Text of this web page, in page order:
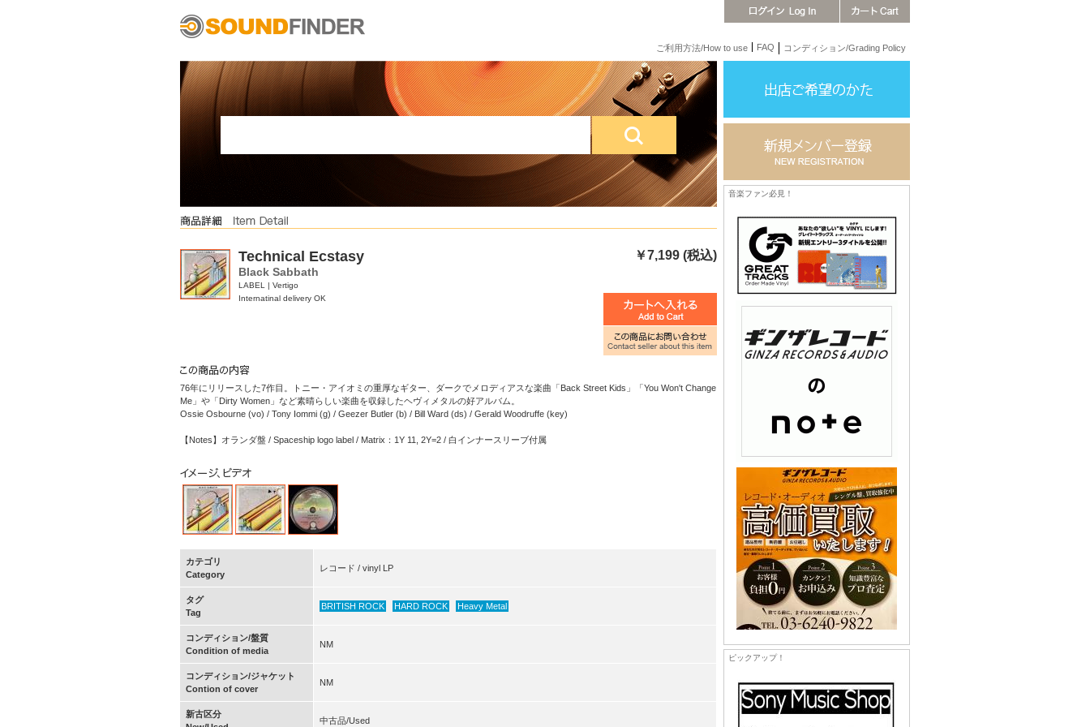
ご利用方法/How to use FAQ コンディション/Grading Policy
Technical Ecstasy ￥7,199 (税込)
Black Sabbath
LABEL | Vertigo
Internatinal delivery OK
76年にリリースした7作目。トニー・アイオミの重厚なギター、ダークでメロディアスな楽曲「Back Street Kids」「You Won't Change
Me」や「Dirty Women」など素晴らしい楽曲を収録したヘヴィメタルの好アルバム。
Ossie Osbourne (vo) / Tony Iommi (g) / Geezer Butler (b) / Bill Ward (ds) / Gerald Woodruffe (key)
【Notes】オランダ盤 / Spaceship logo label / Matrix：1Y 11, 2Y=2 / 白インナースリーブ付属
カテゴリ
Category
レコード / vinyl LP
タグ
Tag
BRITISH ROCK HARD ROCK Heavy Metal
コンディション/盤質
Condition of media
NM
コンディション/ジャケット
Contion of cover
NM
新古区分
中古品/Used
音楽ファン必見！
ピックアップ！